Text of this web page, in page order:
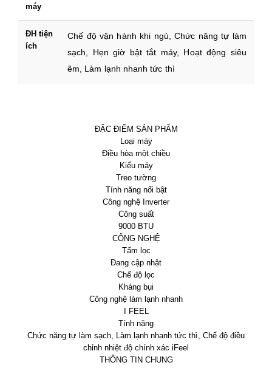
máy
ĐH tiện
ích
Chế độ vận hành khi ngủ, Chức năng tự làm
sạch, Hẹn giờ bật tắt máy, Hoạt động siêu
êm, Làm lạnh nhanh tức thì
ĐẶC ĐIỂM SẢN PHẨM
Loại máy
Điều hòa một chiều
Kiểu máy
Treo tường
Tính năng nổi bật
Công nghệ Inverter
Công suất
9000 BTU
CÔNG NGHỆ
Tấm lọc
Đang cập nhật
Chế độ lọc
Kháng bụi
Công nghệ làm lạnh nhanh
I FEEL
Tính năng
Chức năng tự làm sạch, Làm lạnh nhanh tức thì, Chế độ điều
chỉnh nhiệt độ chính xác iFeel
THÔNG TIN CHUNG